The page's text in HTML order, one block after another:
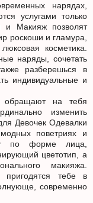
нарядах,
услугами только
и Макияж позволят
роскоши и гламура,
косметика.
наряды, сочетать
разберешься в
индивидуальные и
на тебя
изменить
Девочек Одевалки
поветриях и
по форме лица,
цветотип, а
макияжа.
тебе в
современно